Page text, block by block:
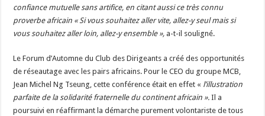
confiance mutuelle sans artifice, en citant aussi ce très connu
proverbe africain « Si vous souhaitez aller vite, allez-y seul mais si
vous souhaitez aller loin, allez-y ensemble », a-t-il souligné.
Le Forum d’Automne du Club des Dirigeants a créé des opportunités
de réseautage avec les pairs africains. Pour le CEO du groupe MCB,
Jean Michel Ng Tseung, cette conférence était en effet « l’illustration
parfaite de la solidarité fraternelle du continent africain ».Il a
poursuivi en réaffirmant la démarche purement volontariste de tous